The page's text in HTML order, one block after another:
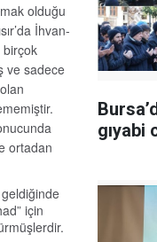
olduğu
İhvan-
birçok
ve sadece
ortadan
geldiğinde
için
gıyabi